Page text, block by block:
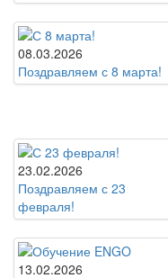
08.03.2026
Поздравляем с 8 марта!
23.02.2026
Поздравляем с 23
февраля!
13.02.2026